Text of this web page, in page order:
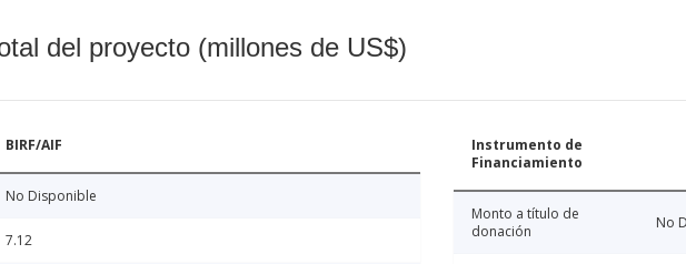
del proyecto (millones de US$)
BIRF/AIF
No Disponible
7.12
Instrumento de
Financiamiento
Monto a título de
donación
No